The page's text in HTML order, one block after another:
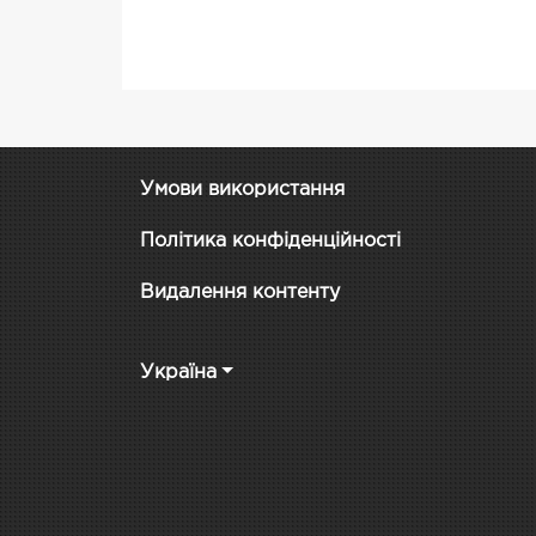
Умови використання
Політика конфіденційності
Видалення контенту
Україна